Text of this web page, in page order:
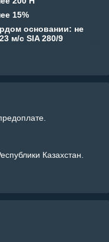
15%
основании: не
м/с SIA 280/9
Казахстан.